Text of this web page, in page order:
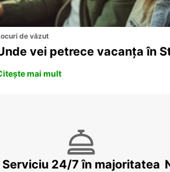
de văzut
vei petrece vacanța în
mai mult
Serviciu 24/7 în majoritatea